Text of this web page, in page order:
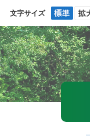
文字サイズ